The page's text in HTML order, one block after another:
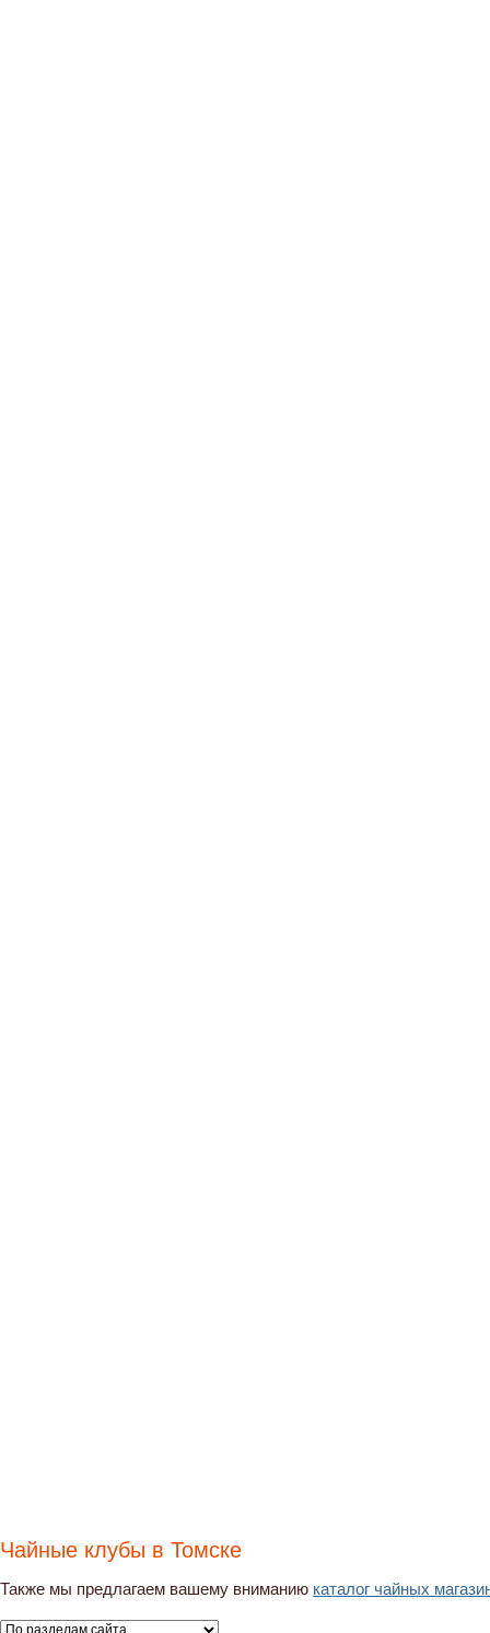
Чайные клубы в Томске
Также мы предлагаем вашему вниманию каталог чайных